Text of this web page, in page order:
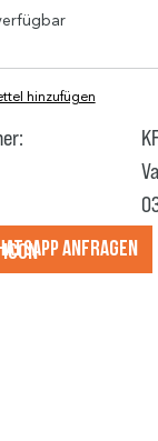
hinzufügen
anfragеn